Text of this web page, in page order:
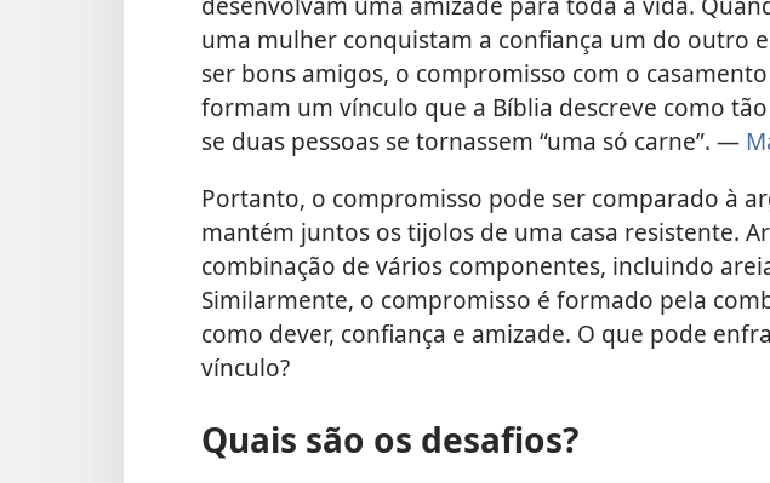
uma mulher conquistam a confiança um do outro
ser bons amigos, o compromisso com o
formam um vínculo que a Bíblia descreve como
se duas pessoas se tornassem “uma só carne”. —
Portanto, o compromisso pode ser comparado à
mantém juntos os tijolos de uma casa resistente.
combinação de vários componentes, incluindo
Similarmente, o compromisso é formado pela
como dever, confiança e amizade. O que pode
vínculo?
Quais são os desafios?